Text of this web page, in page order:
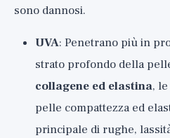
sono dannosi.
UVA: Penetrano più in
strato profondo della
collagene ed elastina,
pelle compattezza ed
principale di rughe,